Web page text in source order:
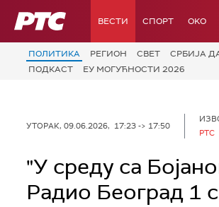
РТС ВЕСТИ СПОРТ OKO
ПОЛИТИКА РЕГИОН СВЕТ СРБИЈА
ПОДКАСТ
ЕУ МОГУЋНОСТИ 2026
УТОРАК, 09.06.2026, 17:23 -> 17:50
РТС
"У среду са
Радио Београд 1